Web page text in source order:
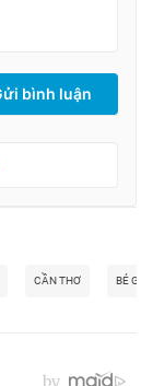
bình luận
CẦN THƠ BÉ GÁI